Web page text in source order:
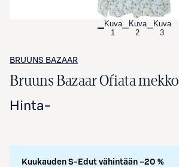
Kuva
1
Kuva
2
Kuva
3
BRUUNS BAZAAR
Bruuns Bazaar Ofiata mekko
Hinta-
Kuukauden S-Edut vähintään –20 %